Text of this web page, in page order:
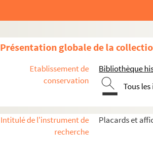
Présentation globale de la
Etablissement de
conservation
Bibliothèque
Tous
Intitulé de l'instrument de
recherche
Placards et
4-AFF-000605. Marguerite
4-AFF-000607. Guesnon,
4-AFF-000608. Marie
4-AFF-000610. Jean-Joseph-